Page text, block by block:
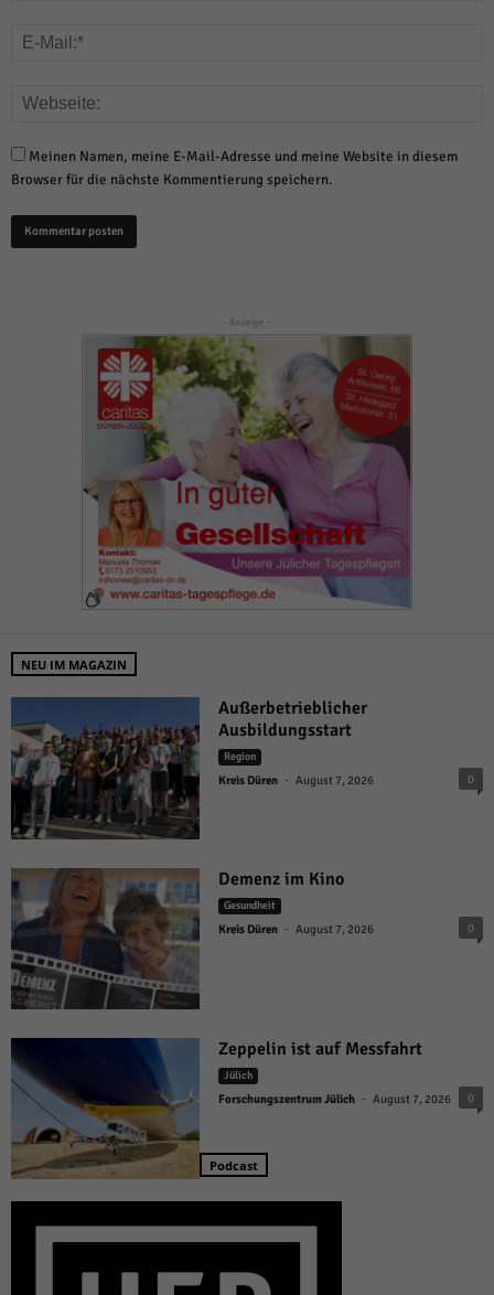
Meinen Namen, meine E-Mail-Adresse und meine Website in diesem
Browser für die nächste Kommentierung speichern.
- Anzeige -
NEU IM MAGAZIN
Außerbetrieblicher
Ausbildungsstart
Region
Kreis Düren - August 7, 2026 0
Demenz im Kino
Gesundheit
Kreis Düren - August 7, 2026 0
Zeppelin ist auf Messfahrt
Jülich
Forschungszentrum Jülich - August 7, 2026 0
Podcast